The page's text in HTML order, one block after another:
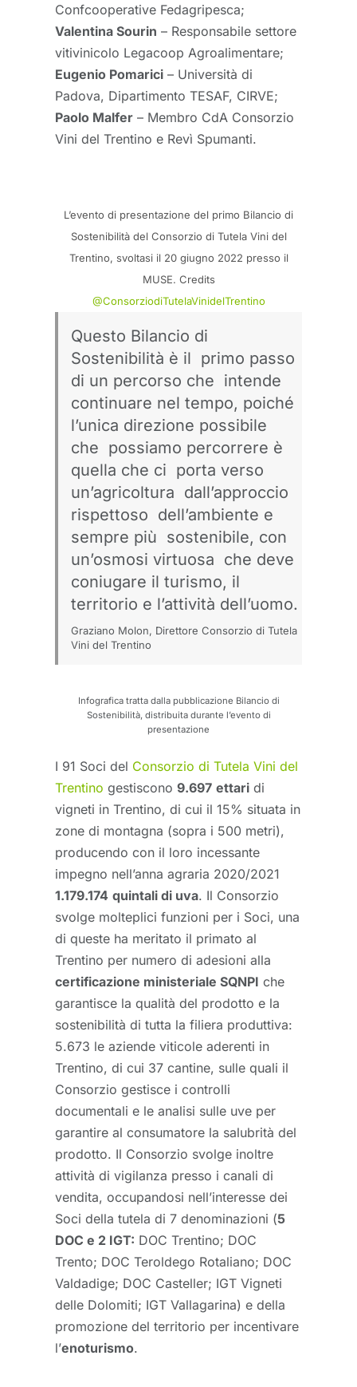
Confcooperative Fedagripesca;
Valentina Sourin – Responsabile settore
vitivinicolo Legacoop Agroalimentare;
Eugenio Pomarici – Università di
Padova, Dipartimento TESAF, CIRVE;
Paolo Malfer – Membro CdA Consorzio
Vini del Trentino e Revì Spumanti.
L’evento di presentazione del primo Bilancio di
Sostenibilità del Consorzio di Tutela Vini del
Trentino, svoltasi il 20 giugno 2022 presso il
MUSE. Credits
@ConsorziodiTutelaVinidelTrentino
Questo Bilancio di
Sostenibilità è il primo passo
di un percorso che intende
continuare nel tempo, poiché
l’unica direzione possibile
che possiamo percorrere è
quella che ci porta verso
un’agricoltura dall’approccio
rispettoso dell’ambiente e
sempre più sostenibile, con
un’osmosi virtuosa che deve
coniugare il turismo, il
territorio e l’attività dell’uomo.
Graziano Molon, Direttore Consorzio di Tutela
Vini del Trentino
Infografica tratta dalla pubblicazione Bilancio di
Sostenibilità, distribuita durante l’evento di
presentazione
I 91 Soci del Consorzio di Tutela Vini del
Trentino gestiscono 9.697 ettari di
vigneti in Trentino, di cui il 15% situata in
zone di montagna (sopra i 500 metri),
producendo con il loro incessante
impegno nell’anna agraria 2020/2021
1.179.174 quintali di uva. Il Consorzio
svolge molteplici funzioni per i Soci, una
di queste ha meritato il primato al
Trentino per numero di adesioni alla
certificazione ministeriale SQNPI che
garantisce la qualità del prodotto e la
sostenibilità di tutta la filiera produttiva:
5.673 le aziende viticole aderenti in
Trentino, di cui 37 cantine, sulle quali il
Consorzio gestisce i controlli
documentali e le analisi sulle uve per
garantire al consumatore la salubrità del
prodotto. Il Consorzio svolge inoltre
attività di vigilanza presso i canali di
vendita, occupandosi nell’interesse dei
Soci della tutela di 7 denominazioni (5
DOC e 2 IGT: DOC Trentino; DOC
Trento; DOC Teroldego Rotaliano; DOC
Valdadige; DOC Casteller; IGT Vigneti
delle Dolomiti; IGT Vallagarina) e della
promozione del territorio per incentivare
l’enoturismo.